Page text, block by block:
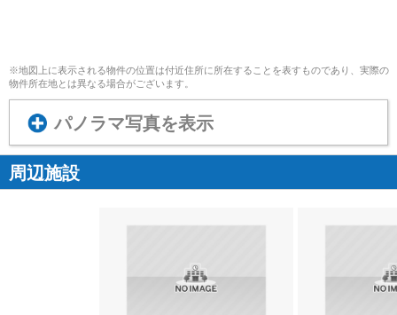
※地図上に表示される物件の位置は付近住所に所在することを表すものであり、実際の
物件所在地とは異なる場合がございます。
パノラマ写真を表示
周辺施設